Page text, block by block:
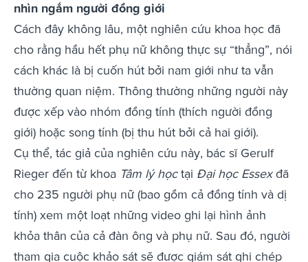
nhìn ngắm người đồng giới
Cách đây không lâu, một nghiên cứu khoa học đã
cho rằng hầu hết phụ nữ không thực sự “thẳng”, nói
cách khác là bị cuốn hút bởi nam giới như ta vẫn
thường quan niệm. Thông thường những người này
được xếp vào nhóm đồng tính (thích người đồng
giới) hoặc song tính (bị thu hút bởi cả hai giới).
Cụ thể, tác giả của nghiên cứu này, bác sĩ Gerulf
Rieger đến từ khoa Tâm lý họctại Đại học Essexđã
cho 235 người phụ nữ (bao gồm cả đồng tính và dị
tính) xem một loạt những video ghi lại hình ảnh
khỏa thân của cả đàn ông và phụ nữ. Sau đó, người
tham gia cuộc khảo sát sẽ được giám sát ghi chép